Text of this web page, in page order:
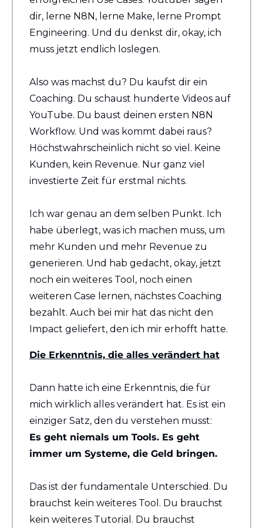
dir, lerne N8N, lerne Make, lerne Prompt
Engineering. Und du denkst dir, okay, ich
muss jetzt endlich loslegen.
Also was machst du? Du kaufst dir ein
Coaching. Du schaust hunderte Videos auf
YouTube. Du baust deinen ersten N8N
Workflow. Und was kommt dabei raus?
Höchstwahrscheinlich nicht so viel. Keine
Kunden, kein Revenue. Nur ganz viel
investierte Zeit für erstmal nichts.
Ich war genau an dem selben Punkt. Ich
habe überlegt, was ich machen muss, um
mehr Kunden und mehr Revenue zu
generieren. Und hab gedacht, okay, jetzt
noch ein weiteres Tool, noch einen
weiteren Case lernen, nächstes Coaching
bezahlt. Auch bei mir hat das nicht den
Impact geliefert, den ich mir erhofft hatte.
Die Erkenntnis, die alles verändert hat
Dann hatte ich eine Erkenntnis, die für
mich wirklich alles verändert hat. Es ist ein
einziger Satz, den du verstehen musst:
Es geht niemals um Tools. Es geht
immer um Systeme, die Geld bringen.
Das ist der fundamentale Unterschied. Du
brauchst kein weiteres Tool. Du brauchst
kein weiteres Tutorial. Du brauchst